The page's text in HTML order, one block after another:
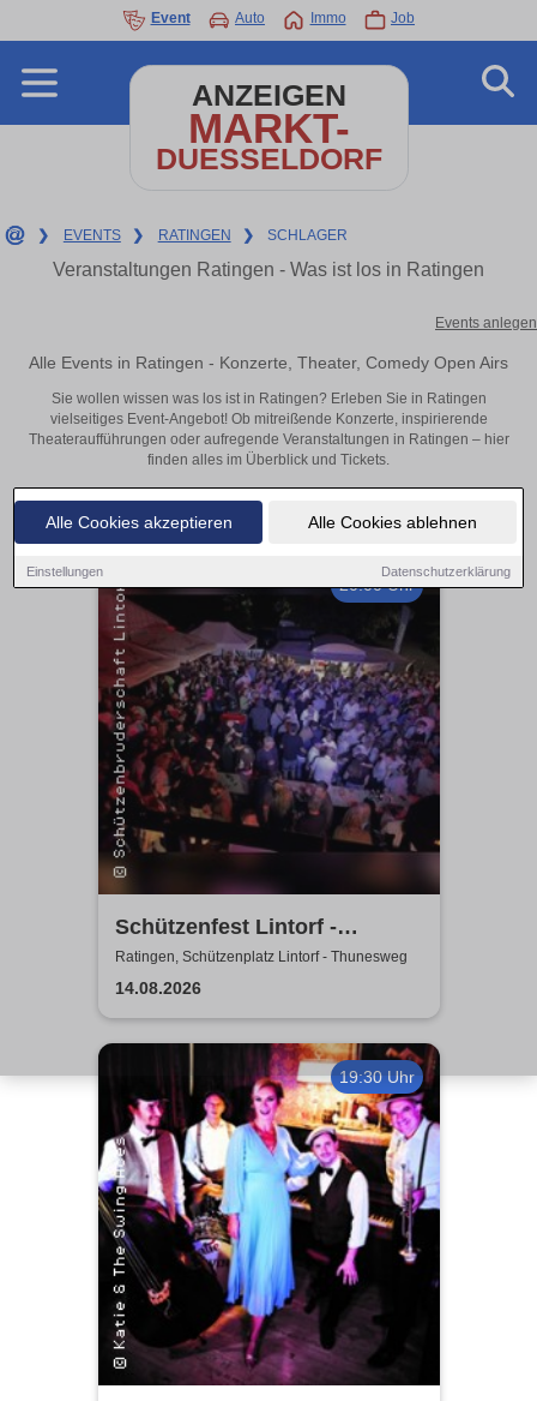
Alle Cookies akzeptieren Alle Cookies ablehnen
Einstellungen Datenschutzerklärung
Event Auto Immo Job
ANZEIGEN
MARKT-
DUESSELDORF
❯ EVENTS ❯ RATINGEN ❯ SCHLAGER
Veranstaltungen Ratingen - Was ist los in Ratingen
Events anlegen
Alle Events in Ratingen - Konzerte, Theater, Comedy Open Airs
Sie wollen wissen was los ist in Ratingen? Erleben Sie in Ratingen
vielseitiges Event-Angebot! Ob mitreißende Konzerte, inspirierende
Theateraufführungen oder aufregende Veranstaltungen in Ratingen – hier
finden alles im Überblick und Tickets.
20:00 Uhr
Schützenfest Lintorf -
Zeltparty - St. Seb.
Schützenbruderschaft Lintorf
Ratingen, Schützenplatz Lintorf - Thunesweg
14.08.2026
19:30 Uhr